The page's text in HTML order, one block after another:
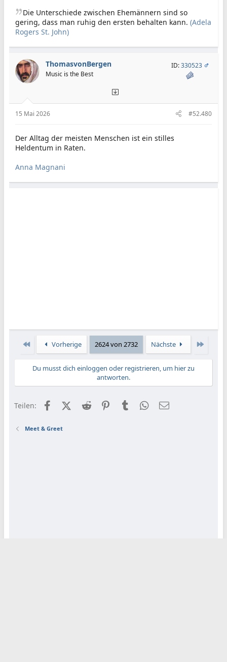
Die Unterschiede zwischen Ehemännern sind so
gering, dass man ruhig den ersten behalten kann. (Adela
Rogers St. John)
ThomasvonBergen
Music is the Best
ID:330523
15 Mai 2026 #52.480
Der Alltag der meisten Menschen ist ein stilles
Heldentum in Raten.
Anna Magnani
Erste Vorherige 2624 von 2732 Nächste
Du musst dich einloggen oder registrieren, um hier zu
antworten.
Teilen: FacebookX (Twitter)
Reddit PinterestTumblr WhatsApp
Meet & Greet